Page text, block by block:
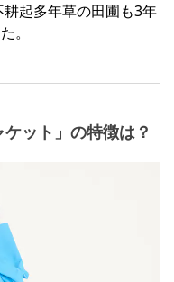
起多年草の田圃も3年
。
ット」の特徴は？